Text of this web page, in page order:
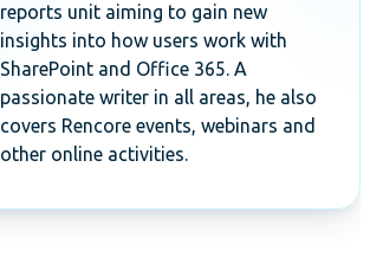
reports unit aiming to gain new
insights into how users work with
SharePoint and Office 365. A
passionate writer in all areas, he also
covers Rencore events, webinars and
other online activities.